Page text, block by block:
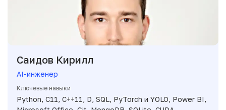
Саидов Кирилл
AI-инженер
Ключевые навыки
Python, C11, C++11, D, SQL, PyTorch и YOLO, Power BI,